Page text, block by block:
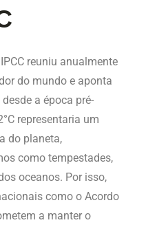
reuniu anualmente
do mundo e aponta
a época pré-
representaria um
do planeta,
como tempestades,
oceanos. Por isso,
como o Acordo
a manter o